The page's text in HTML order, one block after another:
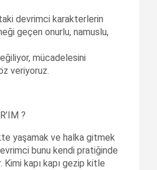
devrimci karakterlerin
geçen onurlu, namuslu,
eğiliyor, mücadelesini
veriyoruz.
?
yaşamak ve halka gitmek
bunu kendi pratiğinde
kapı kapı gezip kitle